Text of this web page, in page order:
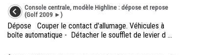
Console centrale, modèle Highline : dépose et repose
(Golf 2009 ►)
Dépose Couper le contact d'allumage. Véhicules à
boîte automatique - Détacher le soufflet de levier d ...